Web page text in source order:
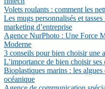
Volets roulants : comment les
Les mugs personnalisés et
marketing d’entreprise
Agence NurPhoto : Une Force
Moderne
3 conseils pour bien choisir une
L’importance de bien choisir
Bioplastiques marins : les
océanique